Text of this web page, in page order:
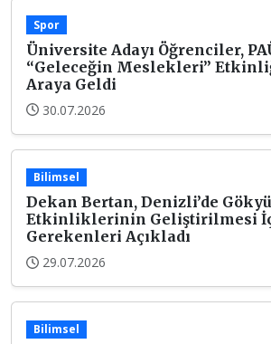
Spor
Üniversite Adayı Öğrenciler,
“Geleceğin Meslekleri”
Araya Geldi
30.07.2026
Bilimsel
Dekan Bertan, Denizli’de
Etkinliklerinin Geliştirilmesi
Gerekenleri Açıkladı
29.07.2026
Bilimsel